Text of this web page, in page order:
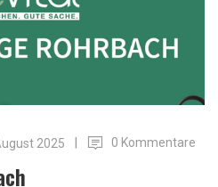
2025 | 0 Kommentare